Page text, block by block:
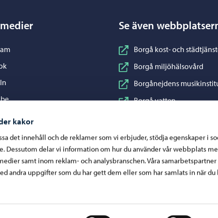
kakor
det innehåll och de reklamer som vi erbjuder, stödja egenskaper i
Dessutom delar vi information om hur du använder vår webbplats
samt inom reklam- och analysbranschen. Våra samarbetspartner
andra uppgifter som du har gett dem eller som har samlats in när du
Se även
Borgå kost- och
Borgå miljöhälsovård
Borgånejdens
Borgå vatten
Konstfabriken
Visit Porvoo
Östra Nylands